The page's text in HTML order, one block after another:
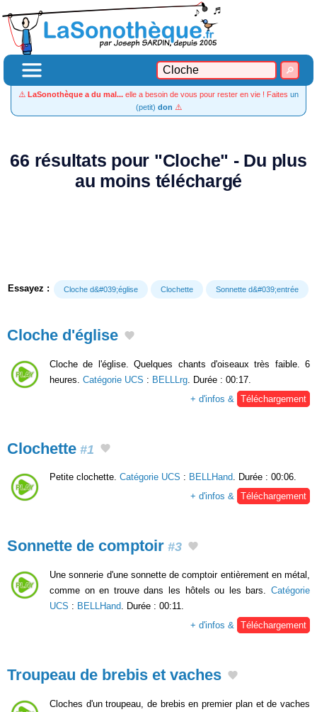
⚠️ LaSonothèque a du mal... elle a besoin de vous pour rester en vie ! Faites un
(petit) don ⚠️
66 résultats pour "Cloche" - Du plus
au moins téléchargé
Essayez : Cloche d&#039;église Clochette Sonnette d&#039;entrée
Cloche d'église
Cloche de l'église. Quelques chants d'oiseaux très faible. 6
heures. Catégorie UCS : BELLLrg . Durée : 00:17.
+ d'infos &
Téléchargement
Clochette #1
Petite clochette. Catégorie UCS : BELLHand. Durée : 00:06.
+ d'infos & Téléchargement
Sonnette de comptoir #3
Une sonnerie d'une sonnette de comptoir entièrement en métal,
comme on en trouve dans les hôtels ou les bars. Catégorie
UCS : BELLHand . Durée : 00:11.
+ d'infos &
Téléchargement
Troupeau de brebis et vaches
Cloches d'un troupeau, de brebis en premier plan et de vaches